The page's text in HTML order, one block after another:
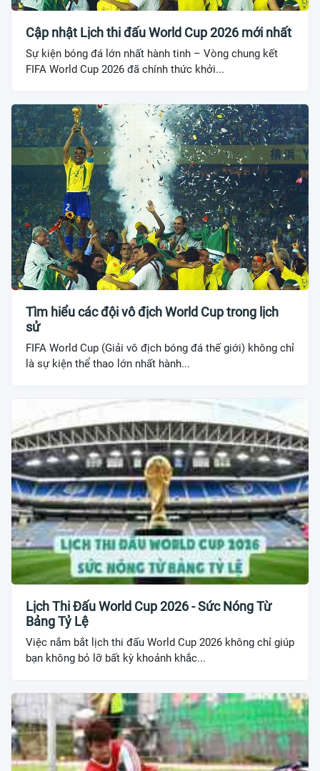
Cập nhật Lịch thi đấu World Cup 2026 mới nhất
Sự kiện bóng đá lớn nhất hành tinh – Vòng chung kết
FIFA World Cup 2026 đã chính thức khởi...
Tìm hiểu các đội vô địch World Cup trong lịch
sử
FIFA World Cup (Giải vô địch bóng đá thế giới) không chỉ
là sự kiện thể thao lớn nhất hành...
Lịch Thi Đấu World Cup 2026 - Sức Nóng Từ
Bảng Tỷ Lệ
Việc nắm bắt lịch thi đấu World Cup 2026 không chỉ giúp
bạn không bỏ lỡ bất kỳ khoảnh khắc...